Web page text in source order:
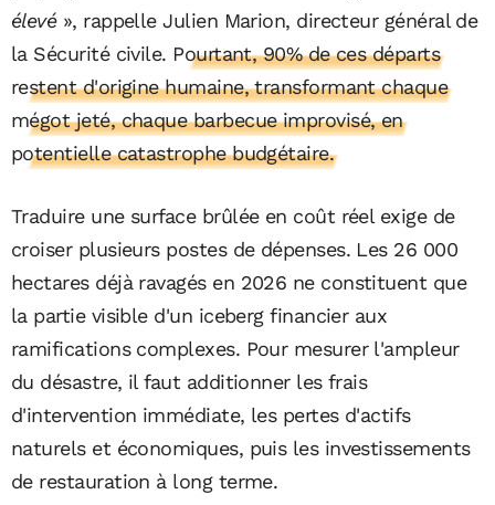
élevé», rappelle Julien Marion, directeur général de
la Sécurité civile. Pourtant, 90% de ces départs
restent d'origine humaine, transformant chaque
mégot jeté, chaque barbecue improvisé, en
potentielle catastrophe budgétaire.
Traduire une surface brûlée en coût réel exige de
croiser plusieurs postes de dépenses. Les 26 000
hectares déjà ravagés en 2026 ne constituent que
la partie visible d'un iceberg financier aux
ramifications complexes. Pour mesurer l'ampleur
du désastre, il faut additionner les frais
d'intervention immédiate, les pertes d'actifs
naturels et économiques, puis les investissements
de restauration à long terme.